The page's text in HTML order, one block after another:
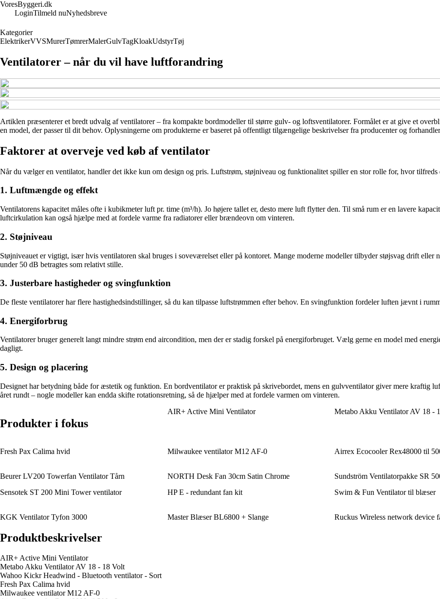
VoresByggeri.dk
LoginTilmeld nuNyhedsbreve
Kategorier
ElektrikerVVSMurerTømrerMalerGulvTagKloakUdstyrTøj
Ventilatorer – når du vil have luftforandring
Artiklen præsenterer et bredt udvalg af ventilatorer – fra kompakte bordmodeller til større gulv- og loftsventilatorer. Formålet er at give et
en model, der passer til dit behov. Oplysningerne om produkterne er baseret på offentligt tilgængelige beskrivelser fra producenter og
Faktorer at overveje ved køb af ventilator
Når du vælger en ventilator, handler det ikke kun om design og pris. Luftstrøm, støjniveau og funktionalitet spiller en stor rolle for, hvor
1. Luftmængde og effekt
Ventilatorens kapacitet måles ofte i kubikmeter luft pr. time (m³/h). Jo højere tallet er, desto mere luft flytter den. Til små rum er en lavere
luftcirkulation kan også hjælpe med at fordele varme fra radiatorer eller brændeovn om vinteren.
2. Støjniveau
Støjniveauet er vigtigt, især hvis ventilatoren skal bruges i soveværelset eller på kontoret. Mange moderne modeller tilbyder støjsvag drift eller
under 50 dB betragtes som relativt stille.
3. Justerbare hastigheder og svingfunktion
De fleste ventilatorer har flere hastighedsindstillinger, så du kan tilpasse luftstrømmen efter behov. En svingfunktion fordeler luften jævnt i
4. Energiforbrug
Ventilatorer bruger generelt langt mindre strøm end aircondition, men der er stadig forskel på energiforbruget. Vælg gerne en model med
dagligt.
5. Design og placering
Designet har betydning både for æstetik og funktion. En bordventilator er praktisk på skrivebordet, mens en gulvventilator giver mere kraftig
året rundt – nogle modeller kan endda skifte rotationsretning, så de hjælper med at fordele varmen om vinteren.
Produkter i fokus
AIR+ Active Mini Ventilator Metabo Akku Ventilator AV 18 -
Fresh Pax Calima hvid Milwaukee ventilator M12 AF-0 Airrex Ecocooler Rex48000 til
Beurer LV200 Towerfan Ventilator Tårn
NORTH Desk Fan 30cm Satin Chrome Sundström Ventilatorpakke SR
Sensotek ST 200 Mini Tower ventilator
HP E - redundant fan kit Swim & Fun Ventilator til blæser
KGK Ventilator Tyfon 3000
Master Blæser BL6800 + Slange Ruckus Wireless network device
Produktbeskrivelser
AIR+ Active Mini Ventilator
Metabo Akku Ventilator AV 18 - 18 Volt
Wahoo Kickr Headwind - Bluetooth ventilator - Sort
Fresh Pax Calima hvid
Milwaukee ventilator M12 AF-0